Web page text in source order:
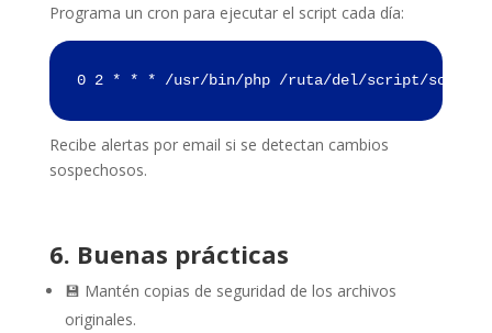
Programa un cron para ejecutar el script cada día:
0 2 * * * /usr/bin/php /ruta/del/script/
Recibe alertas por email si se detectan cambios
sospechosos.
6. Buenas prácticas
💾 Mantén copias de seguridad de los archivos
originales.